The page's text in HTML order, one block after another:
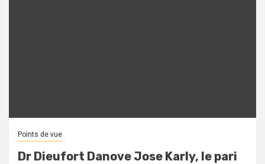
Points de vue
Dr Dieufort Danove Jose Karly, le pari